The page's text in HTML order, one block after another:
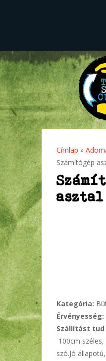
Címlap »
Számítógép
asztal
Kategória:
Érvényesség:
Szállítást tud
100cm
szó.Jó